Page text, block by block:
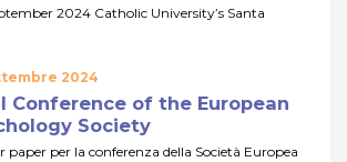
2024 Catholic University’s Santa
2024
Conference of the European
Society
paper per la conferenza della Società Europea